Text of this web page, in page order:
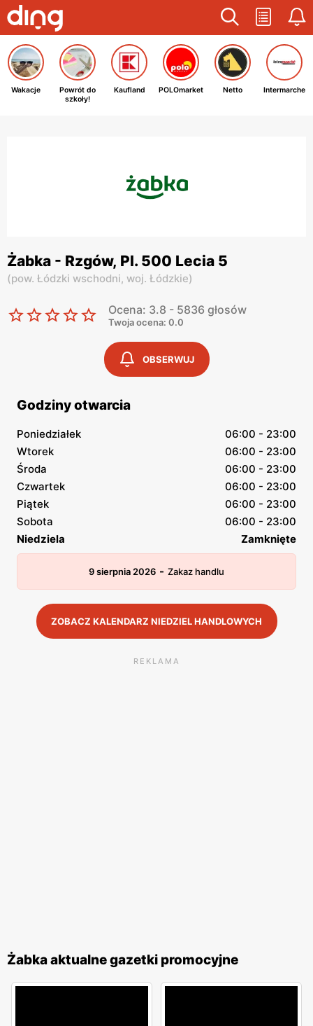
Wakacje
Powrót do
szkoły!
Kaufland POLOmarket Netto Intermarche
Żabka - Rzgów, Pl. 500 Lecia 5
(pow. Łódzki wschodni, woj. Łódzkie)
Ocena: 3.8 - 5836 głosów
Twoja ocena: 0.0
OBSERWUJ
Godziny otwarcia
Poniedziałek
06:00 - 23:00
Wtorek
06:00 - 23:00
Środa
06:00 - 23:00
Czwartek
06:00 - 23:00
Piątek
06:00 - 23:00
Sobota
06:00 - 23:00
Niedziela
Zamknięte
9 sierpnia 2026 - Zakaz handlu
ZOBACZ KALENDARZ NIEDZIEL HANDLOWYCH
REKLAMA
Żabka aktualne gazetki promocyjne